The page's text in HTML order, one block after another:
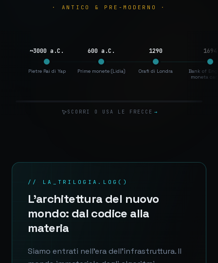
· ANTICO & PRE-MODERNO ·
~3000 a.C.
Pietre Rai di Yap
600 a.C.
Prime monete (Lidia)
1290
Orafi di Londra
1694
Bank of
moneta
SCORRI O USA LE FRECCE →
// LA_TRILOGIA.LOG()
L'architettura del nuovo
mondo: dal codice alla
materia
Siamo entrati nell'era dell'infrastruttura. Il